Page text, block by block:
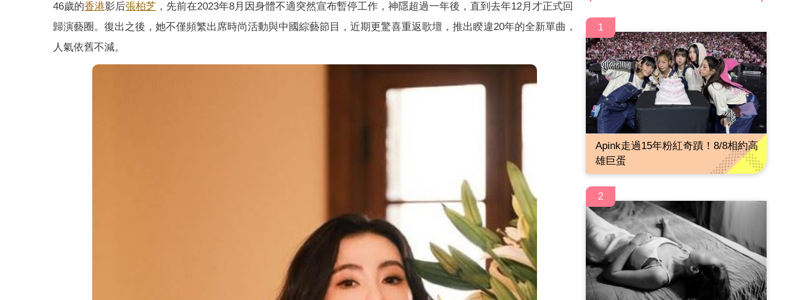
46歲的香港影后張柏芝 ，先前在2023年8月因身體不適突然宣布暫停工作，神隱超過一年後，直到去年12月才正式回
歸演藝圈。復出之後，她不僅頻繁出席時尚活動與中國綜藝節目，近期更驚喜重返歌壇，推出睽違20年的全新單曲，
人氣依舊不減。
1
Apink走過15年粉紅奇蹟！8/8相約高
雄巨蛋
2